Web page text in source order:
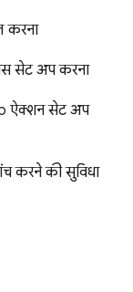
करना
सेट अप करना
ऐक्शन सेट अप
करने की सुविधा